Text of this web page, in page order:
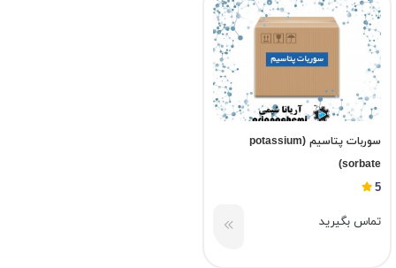
سوربات پتاسیم (potassium
sorbate)
5
تماس بگیرید